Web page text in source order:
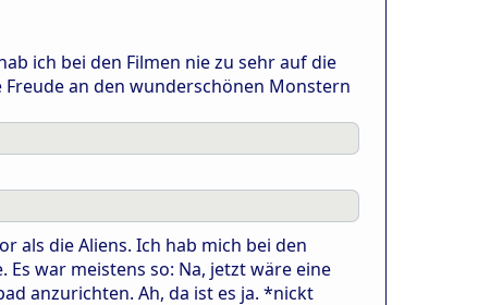
ich bei den Filmen nie zu sehr auf die
an den wunderschönen Monstern
als die Aliens. Ich hab mich bei den
war meistens so: Na, jetzt wäre eine
anzurichten. Ah, da ist es ja. *nickt